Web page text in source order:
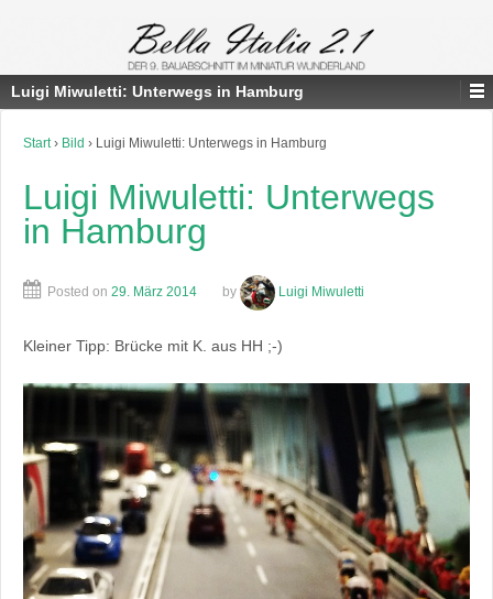
Luigi Miwuletti: Unterwegs in Hamburg
Start › Bild › Luigi Miwuletti: Unterwegs in Hamburg
Luigi Miwuletti: Unterwegs
in Hamburg
Posted on 29. März 2014 by Luigi Miwuletti
Kleiner Tipp: Brücke mit K. aus HH ;-)